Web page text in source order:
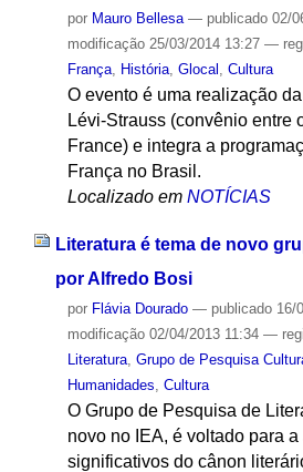
por Mauro Bellesa — publicado02/
modificação25/03/2014 13:27 —
França, História, Glocal , Cultura
O evento é uma realização
Lévi-Strauss (convênio entre
France) e integra a
França no Brasil.
Localizado em NOTÍCIAS
Literatura é tema de novo
por Alfredo Bosi
por Flávia Dourado — publicado16/
modificação02/04/2013 11:34 —
Literatura, Grupo de Pesquisa
Humanidades Cultura
O Grupo de Pesquisa de
novo no IEA, é voltado para
significativos do cânon